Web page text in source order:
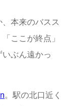
本来のバスス
ここが終点」
ぶん遠かっ
。駅の北口近く